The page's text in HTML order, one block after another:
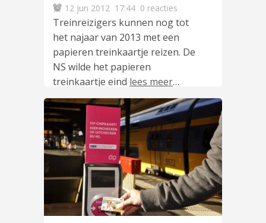
12 jun 2012 17:44 0 reacties
Treinreizigers kunnen nog tot
het najaar van 2013 met een
papieren treinkaartje reizen. De
NS wilde het papieren
treinkaartje eind lees meer…